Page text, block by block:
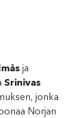
ja
Srinivas
jonka
Norjan